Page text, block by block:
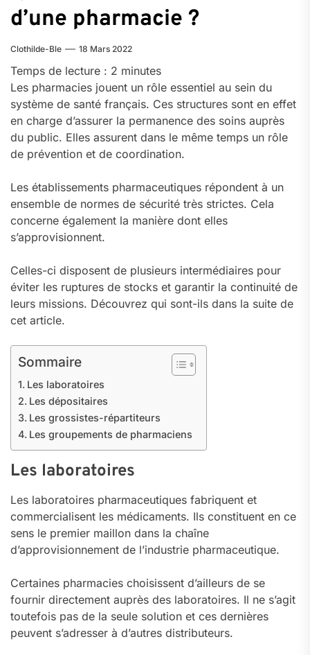
d’une pharmacie ?
Clothilde-Ble 18 Mars 2022
Temps de lecture : 2 minutes
Les pharmacies jouent un rôle essentiel au sein du
système de santé français. Ces structures sont en effet
en charge d’assurer la permanence des soins auprès
du public. Elles assurent dans le même temps un rôle
de prévention et de coordination.
Les établissements pharmaceutiques répondent à un
ensemble de normes de sécurité très strictes. Cela
concerne également la manière dont elles
s’approvisionnent.
Celles-ci disposent de plusieurs intermédiaires pour
éviter les ruptures de stocks et garantir la continuité de
leurs missions. Découvrez qui sont-ils dans la suite de
cet article.
Sommaire
Les laboratoires
Les dépositaires
Les grossistes-répartiteurs
Les groupements de pharmaciens
Les laboratoires
Les laboratoires pharmaceutiques fabriquent et
commercialisent les médicaments. Ils constituent en ce
sens le premier maillon dans la chaîne
d’approvisionnement de l’industrie pharmaceutique.
Certaines pharmacies choisissent d’ailleurs de se
fournir directement auprès des laboratoires. Il ne s’agit
toutefois pas de la seule solution et ces dernières
peuvent s’adresser à d’autres distributeurs.